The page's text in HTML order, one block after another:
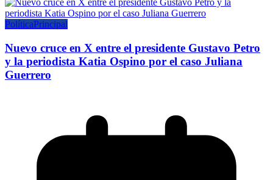
PolíticaPrincipal
Nuevo cruce en X entre el presidente Gustavo Petro
y la periodista Katia Ospino por el caso Juliana
Guerrero